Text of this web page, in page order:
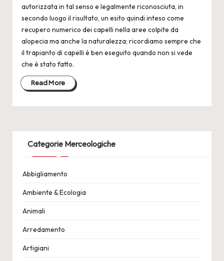
autorizzata in tal senso e legalmente riconosciuta, in
secondo luogo il risultato, un esito quindi inteso come
recupero numerico dei capelli nella aree colpite da
alopecia ma anche la naturalezza; ricordiamo sempre che
il trapianto di capelli è ben eseguito quando non si vede
che è stato fatto.
Read More
Categorie Merceologiche
Abbigliamento
Ambiente & Ecologia
Animali
Arredamento
Artigiani